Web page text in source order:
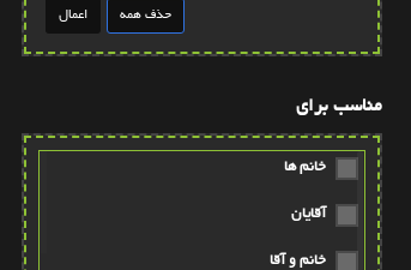
مناسب برای
خانم ها
آقایان
خانم و آقا